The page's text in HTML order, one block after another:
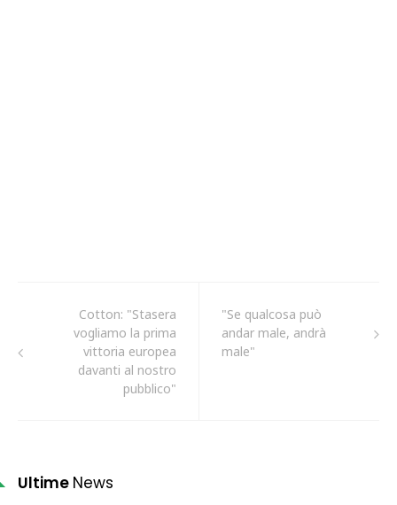
Cotton: "Stasera
vogliamo la prima
vittoria europea
davanti al nostro
pubblico"
"Se qualcosa può
andar male, andrà
male"
Ultime News